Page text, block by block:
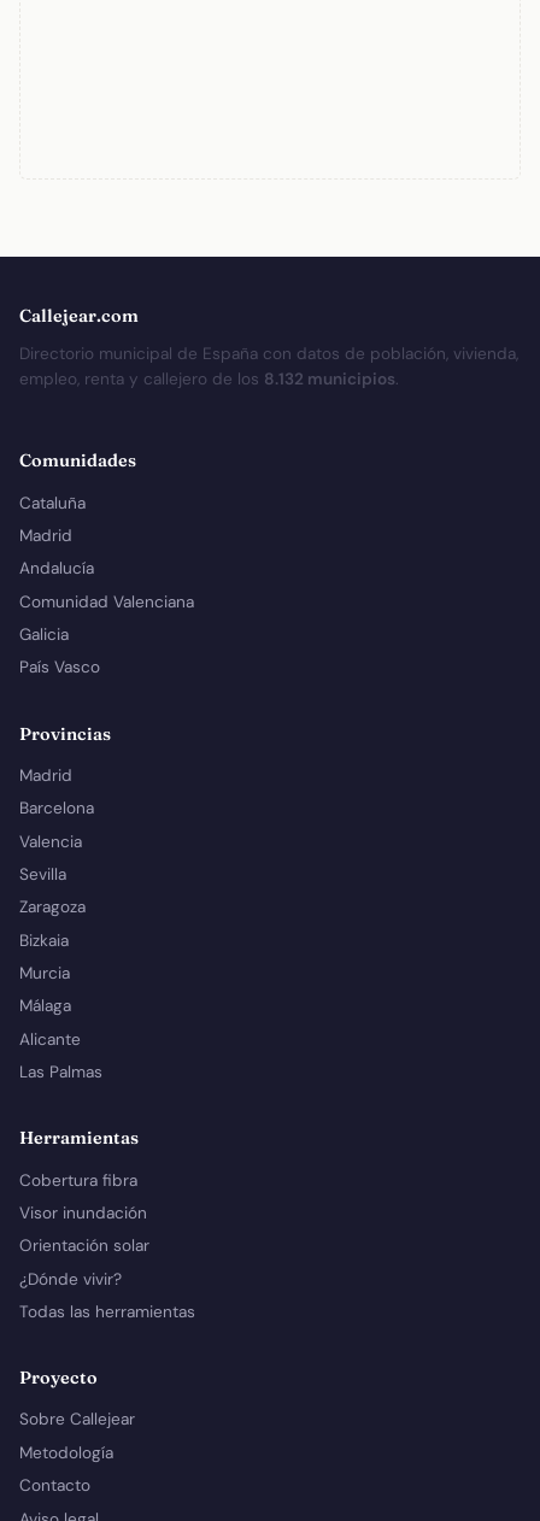
Callejear.com
Directorio municipal de España con datos de población, vivienda,
empleo, renta y callejero de los 8.132 municipios.
Comunidades
Cataluña
Madrid
Andalucía
Comunidad Valenciana
Galicia
País Vasco
Provincias
Madrid
Barcelona
Valencia
Sevilla
Zaragoza
Bizkaia
Murcia
Málaga
Alicante
Las Palmas
Herramientas
Cobertura fibra
Visor inundación
Orientación solar
¿Dónde vivir?
Todas las herramientas
Proyecto
Sobre Callejear
Metodología
Contacto